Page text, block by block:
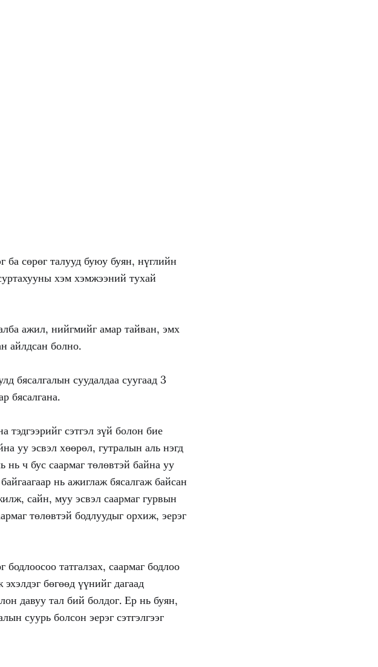
ба сөрөг талууд буюу буян, нүглийн
хэм хэмжээний тухай
ажил, нийгмийг амар тайван, эмх
айлдсан болно.
бясалгалын суудалдаа суугаад 3
бясалгана.
тэдгээрийг сэтгэл зүй болон бие
уу эсвэл хөөрөл, гутралын аль нэгд
нь ч бус саармаг төлөвтэй байна уу
нь ажиглаж бясалгаж байсан
сайн, муу эсвэл саармаг гурвын
төлөвтэй бодлуудыг орхиж, эерэг
татгалзах, саармаг бодлоо
бөгөөд үүнийг дагаад
давуу тал бий болдог. Ер нь буян,
суурь болсон эерэг сэтгэлгээг